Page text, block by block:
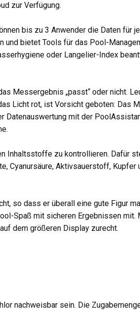
zur Verfügung.
bis zu 3 Anwender die Daten für
und bietet Tools für das Pool-
oder Langelier-Index
Messergebnis „passt“ oder nicht.
Licht rot, ist Vorsicht geboten: Das
Datenauswertung mit der
Inhaltsstoffe zu kontrollieren. Dafür
Cyanursäure, Aktivsauerstoff, Kupfer
so dass er überall eine gute Figur
Spaß mit sicheren Ergebnissen mit.
dem größeren Display zurecht.
nachweisbar sein. Die